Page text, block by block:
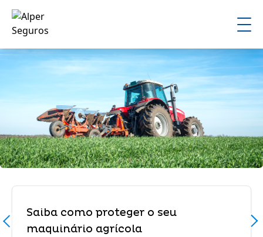
Saiba como proteger o seu
maquinário agrícola